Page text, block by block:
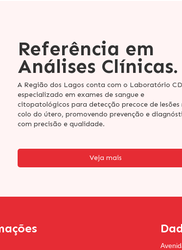
Referência em
Análises Clínicas.
A Região dos Lagos conta com o Laboratório
especializado em exames de sangue e
citopatológicos para detecção precoce de lesões
colo do útero, promovendo prevenção e
com precisão e qualidade.
Veja mais